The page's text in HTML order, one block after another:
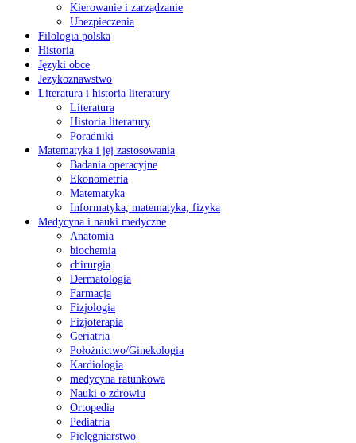
Kierowanie i zarządzanie
Ubezpieczenia
Filologia polska
Historia
Języki obce
Jezykoznawstwo
Literatura i historia literatury
Literatura
Historia literatury
Poradniki
Matematyka i jej zastosowania
Badania operacyjne
Ekonometria
Matematyka
Informatyka, matematyka, fizyka
Medycyna i nauki medyczne
Anatomia
biochemia
chirurgia
Dermatologia
Farmacja
Fizjologia
Fizjoterapia
Geriatria
Położnictwo/Ginekologia
Kardiologia
medycyna ratunkowa
Nauki o zdrowiu
Ortopedia
Pediatria
Pielęgniarstwo